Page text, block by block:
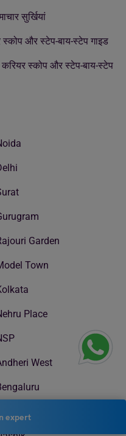
सुर्खियां
और स्टेप-बाय-स्टेप गाइड
करियर स्कोप और स्टेप-बाय-स्टेप
Garden
Town
Place
West
expert